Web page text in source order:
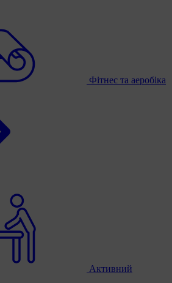
Фітнес та аеробіка
Активний